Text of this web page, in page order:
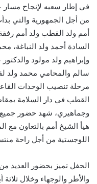
في إطار سعيه لإنجاح مسار
من أجل الجمهورية والتي
أمم ولد القطب ولد أمم
السادة أحمد ولد النباغة،
وإبراهيم ولد مولود
سالم والمحامي محمد ولد
مرحلة تنصيب الوحدات
القطب في دار السلامة
وجماهيري، شهد حضور جميع
هيأ الشيخ أمم بالتعاون
اللوجستية من أجل راحة
الحفل تميز بحضور العديد
والأطر والوجهاء وخلال